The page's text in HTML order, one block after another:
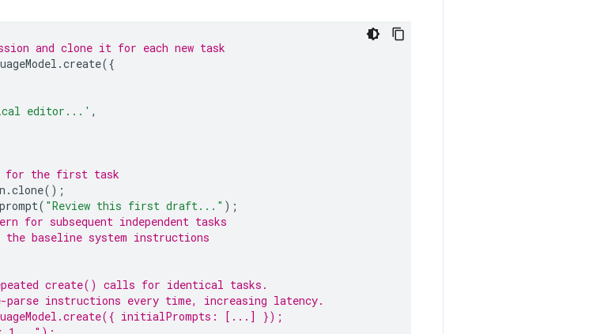
and clone it for each new task
.create({
editor...' ,
for the first task
.clone();
prompt( "Review this first draft..." );
for subsequent independent tasks
baseline system instructions
create() calls for identical tasks.
instructions every time, increasing latency.
initialPrompts: [...] });